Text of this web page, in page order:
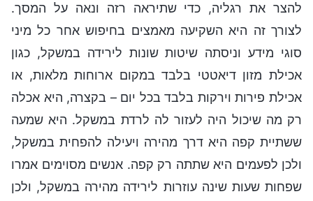
להצר את רגליה, כדי שתיראה רזה ונאה על המסך.
לצורך זה היא השקיעה מאמצים בחיפוש אחר כל מיני
סוגי מידע וניסתה שיטות שונות לירידה במשקל, כגון
אכילת מזון דיאטטי בלבד במקום ארוחות מלאות, או
אכילת פירות וירקות בלבד בכל יום – בקצרה, היא אכלה
רק מה שיכול היה לעזור לה לרדת במשקל. היא שמעה
ששתיית קפה היא דרך מהירה ויעילה להפחית במשקל,
ולכן לפעמים היא שתתה רק קפה. אנשים מסוימים אמרו
שפחות שעות שינה עוזרות לירידה מהירה במשקל, ולכן